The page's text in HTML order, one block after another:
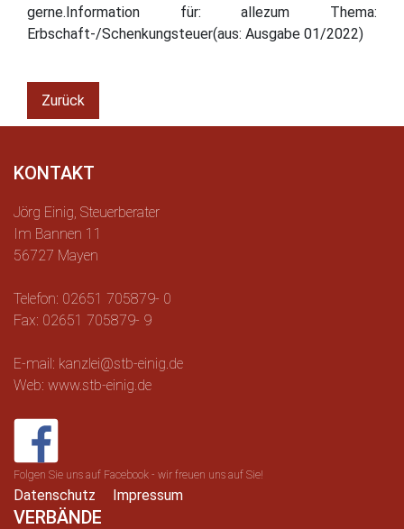
gerne.Information für: allezum Thema:
Erbschaft-/Schenkungsteuer(aus: Ausgabe 01/2022)
Zurück
KONTAKT
Jörg Einig, Steuerberater
Im Bannen 11
56727 Mayen
Telefon: 02651 705879- 0
Fax: 02651 705879- 9
E-mail: kanzlei@stb-einig.de
Web: www.stb-einig.de
Folgen Sie uns auf Facebook - wir freuen uns auf Sie!
Datenschutz Impressum
VERBÄNDE